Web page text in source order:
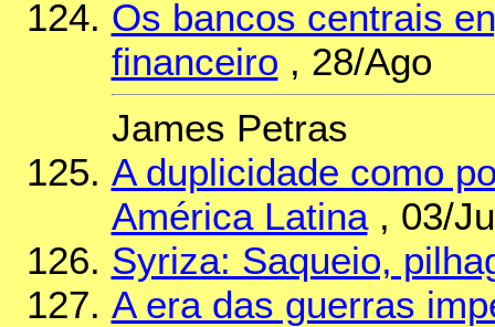
Os bancos centrais
financeiro , 28/Ago
James Petras
A duplicidade como
América Latina, 03/
Syriza: Saqueio,
A era das guerras